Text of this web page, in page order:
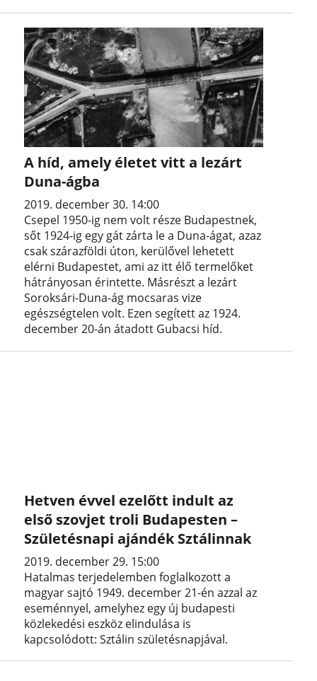
A híd, amely életet vitt a lezárt
Duna-ágba
2019. december 30. 14:00
Csepel 1950-ig nem volt része Budapestnek,
sőt 1924-ig egy gát zárta le a Duna-ágat, azaz
csak szárazföldi úton, kerülővel lehetett
elérni Budapestet, ami az itt élő termelőket
hátrányosan érintette. Másrészt a lezárt
Soroksári-Duna-ág mocsaras vize
egészségtelen volt. Ezen segített az 1924.
december 20-án átadott Gubacsi híd.
Hetven évvel ezelőtt indult az
első szovjet troli Budapesten –
Születésnapi ajándék Sztálinnak
2019. december 29. 15:00
Hatalmas terjedelemben foglalkozott a
magyar sajtó 1949. december 21-én azzal az
eseménnyel, amelyhez egy új budapesti
közlekedési eszköz elindulása is
kapcsolódott: Sztálin születésnapjával.